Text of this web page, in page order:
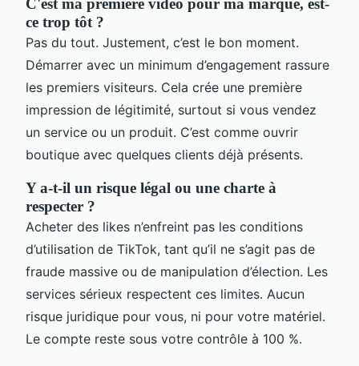
C'est ma première vidéo pour ma marque, est-
ce trop tôt ?
Pas du tout. Justement, c’est le bon moment.
Démarrer avec un minimum d’engagement rassure
les premiers visiteurs. Cela crée une première
impression de légitimité, surtout si vous vendez
un service ou un produit. C’est comme ouvrir
boutique avec quelques clients déjà présents.
Y a-t-il un risque légal ou une charte à
respecter ?
Acheter des likes n’enfreint pas les conditions
d’utilisation de TikTok, tant qu’il ne s’agit pas de
fraude massive ou de manipulation d’élection. Les
services sérieux respectent ces limites. Aucun
risque juridique pour vous, ni pour votre matériel.
Le compte reste sous votre contrôle à 100 %.